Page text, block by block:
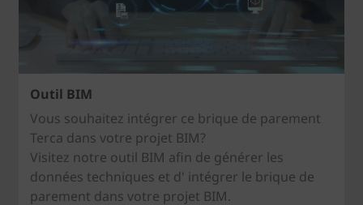
Outil BIM
Vous souhaitez intégrer ce brique de parement
Terca dans votre projet BIM?
Visitez notre outil BIM afin de générer les
données techniques et d' intégrer le brique de
parement dans votre projet BIM.